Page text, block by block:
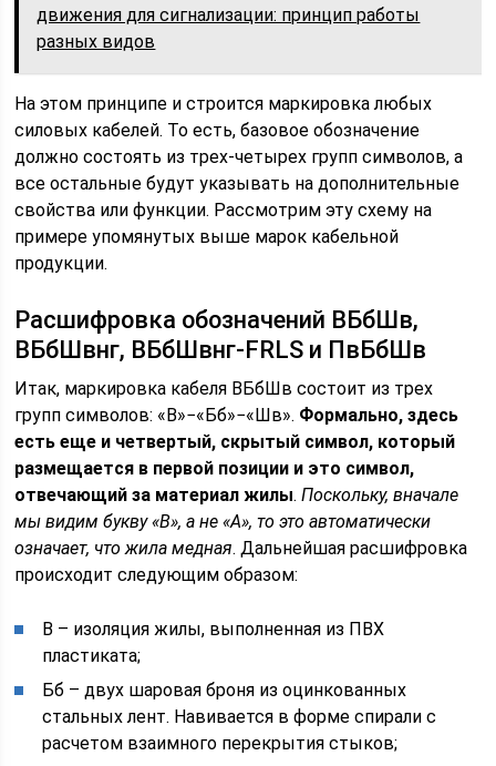
движения для сигнализации: принцип работы
разных видов
На этом принципе и строится маркировка любых
силовых кабелей. То есть, базовое обозначение
должно состоять из трех-четырех групп символов, а
все остальные будут указывать на дополнительные
свойства или функции. Рассмотрим эту схему на
примере упомянутых выше марок кабельной
продукции.
Расшифровка обозначений ВБбШв,
ВБбШвнг, ВБбШвнг-FRLS и ПвБбШв
Итак, маркировка кабеля ВБбШв состоит из трех
групп символов: «В»−«Бб»−«Шв». Формально, здесь
есть еще и четвертый, скрытый символ, который
размещается в первой позиции и это символ,
отвечающий за материал жилы.Поскольку, вначале
мы видим букву «В», а не «А», то это автоматически
означает, что жила медная. Дальнейшая расшифровка
происходит следующим образом:
В – изоляция жилы, выполненная из ПВХ
пластиката;
Бб – двух шаровая броня из оцинкованных
стальных лент. Навивается в форме спирали с
расчетом взаимного перекрытия стыков;